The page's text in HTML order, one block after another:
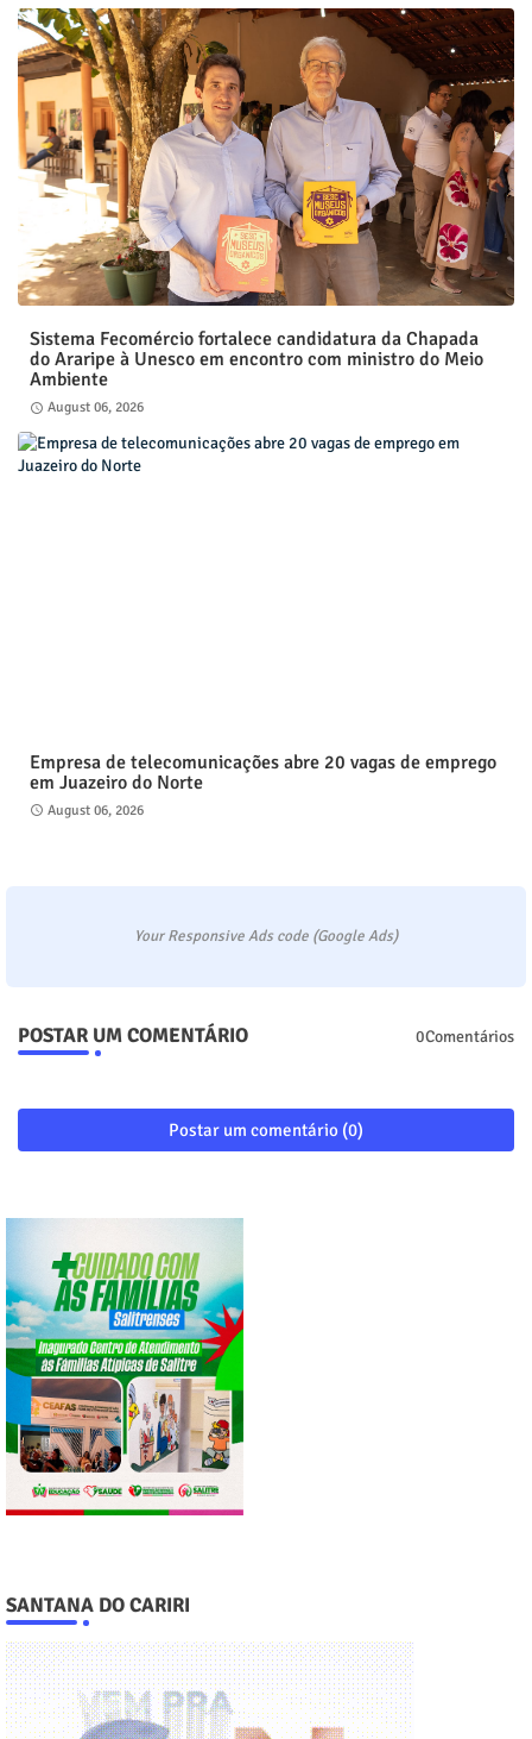
Sistema Fecomércio fortalece candidatura da Chapada
do Araripe à Unesco em encontro com ministro do Meio
Ambiente
August 06, 2026
Empresa de telecomunicações abre 20 vagas de emprego
em Juazeiro do Norte
August 06, 2026
Your Responsive Ads code (Google Ads)
POSTAR UM COMENTÁRIO 0Comentários
Postar um comentário (0)
SANTANA DO CARIRI